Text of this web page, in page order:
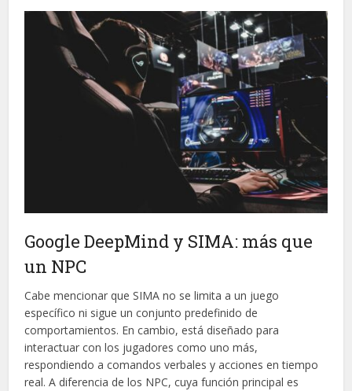
Google DeepMind y SIMA: más que
un NPC
Cabe mencionar que SIMA no se limita a un juego
específico ni sigue un conjunto predefinido de
comportamientos. En cambio, está diseñado para
interactuar con los jugadores como uno más,
respondiendo a comandos verbales y acciones en tiempo
real. A diferencia de los NPC, cuya función principal es